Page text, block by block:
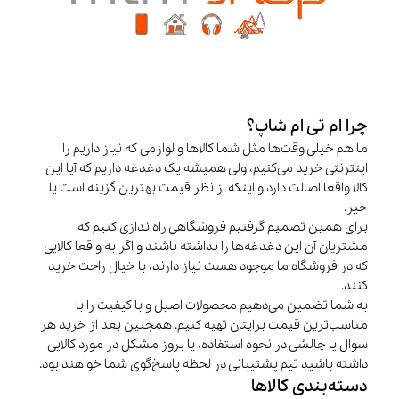
چرا ام تی ام شاپ؟
ما هم خیلی وقت‌ها مثل شما کالاها و لوازمی که نیاز داریم را
اینترنتی خرید می‌کنیم، ولی همیشه یک دغدغه داریم که آیا این
کالا واقعا اصالت دارد و اینکه از نظر قیمت بهترین گزینه است یا
خیر.
برای همین تصمیم گرفتیم فروشگاهی راه‌اندازی کنیم که
مشتریان آن این دغدغه‌ها را نداشته باشند و اگر به واقعا کالایی
که در فروشگاه ما موجود هست نیاز دارند، با خیال راحت خرید
کنند.
به شما تضمین می‌دهیم محصولات اصیل و با کیفیت را با
مناسب‌ترین قیمت برایتان تهیه کنیم. همچنین بعد از خرید هر
سوال یا چالشی در نحوه استفاده، یا بروز مشکل در مورد کالایی
داشته باشید تیم پشتیبانی در لحظه پاسخ‌گوی شما خواهند بود.
دسته‌بندی کالاها